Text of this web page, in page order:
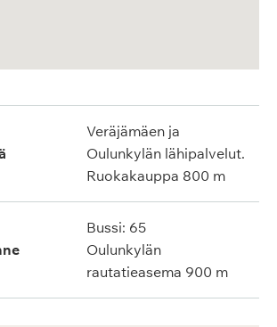
Veräjämäen ja
Oulunkylän lähipalvelut.
Ruokakauppa 800 m
Bussi: 65
Oulunkylän
rautatieasema 900 m